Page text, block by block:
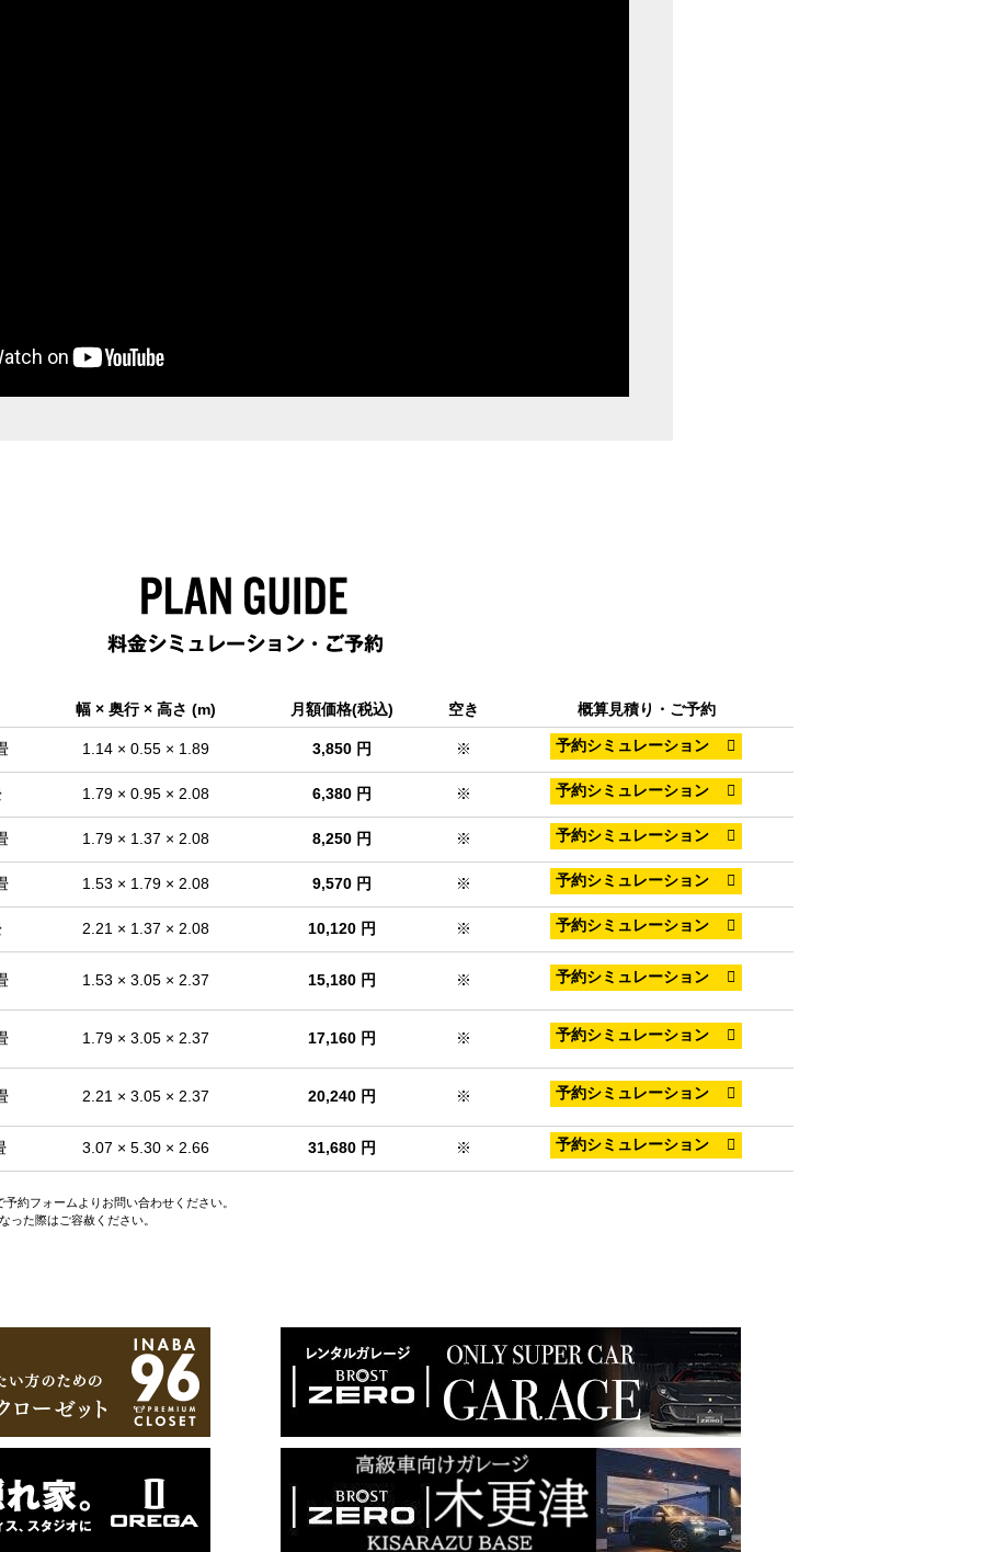
幅 × 奥行 × 高さ (m) 月額価格(税込) 空き 概算見積り・ご予約
1.14 × 0.55 × 1.89 3,850 円 ※
1.79 × 0.95 × 2.08 6,380 円 ※
1.79 × 1.37 × 2.08 8,250 円 ※
1.53 × 1.79 × 2.08 9,570 円 ※
2.21 × 1.37 × 2.08 10,120 円 ※
1.53 × 3.05 × 2.37 15,180 円 ※
1.79 × 3.05 × 2.37 17,160 円 ※
2.21 × 3.05 × 2.37 20,240 円 ※
3.07 × 5.30 × 2.66 31,680 円 ※
約フォームよりお問い合わせください。
った際はご容赦ください。